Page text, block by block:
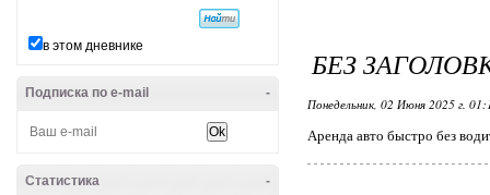
в этом дневнике
-
Подписка по e-mail
-
Статистика
БЕЗ
Понедельник, 02 Июня 2025 г.
Аренда авто быстро без